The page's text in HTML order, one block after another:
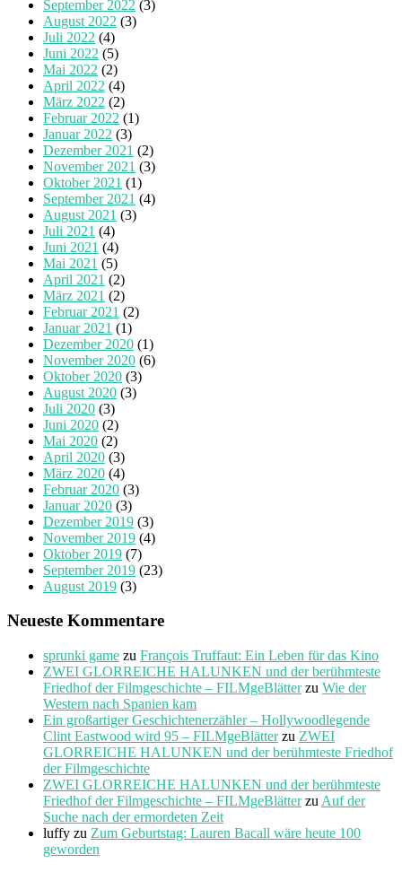
September 2022 (3)
August 2022 (3)
Juli 2022 (4)
Juni 2022 (5)
Mai 2022 (2)
April 2022 (4)
März 2022 (2)
Februar 2022 (1)
Januar 2022 (3)
Dezember 2021 (2)
November 2021 (3)
Oktober 2021 (1)
September 2021 (4)
August 2021 (3)
Juli 2021 (4)
Juni 2021 (4)
Mai 2021 (5)
April 2021 (2)
März 2021 (2)
Februar 2021 (2)
Januar 2021 (1)
Dezember 2020 (1)
November 2020 (6)
Oktober 2020 (3)
August 2020 (3)
Juli 2020 (3)
Juni 2020 (2)
Mai 2020 (2)
April 2020 (3)
März 2020 (4)
Februar 2020 (3)
Januar 2020 (3)
Dezember 2019 (3)
November 2019 (4)
Oktober 2019 (7)
September 2019 (23)
August 2019 (3)
Neueste Kommentare
sprunki game zu François Truffaut: Ein Leben für das Kino
ZWEI GLORREICHE HALUNKEN und der berühmteste
Friedhof der Filmgeschichte – FILMgeBlätterzu Wie der
Western nach Spanien kam
Ein großartiger Geschichtenerzähler – Hollywoodlegende
Clint Eastwood wird 95 – FILMgeBlätterzu ZWEI
GLORREICHE HALUNKEN und der berühmteste Friedhof
der Filmgeschichte
ZWEI GLORREICHE HALUNKEN und der berühmteste
Friedhof der Filmgeschichte – FILMgeBlätterzu Auf der
Suche nach der ermordeten Zeit
luffy zu Zum Geburtstag: Lauren Bacall wäre heute 100
geworden